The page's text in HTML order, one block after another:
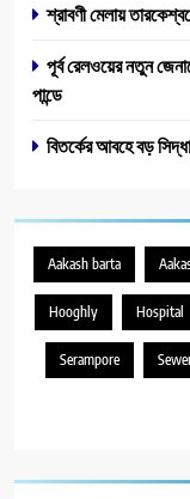
শ্রাবণী মেলায়
পূর্ব রেল‌ওয়ের নতুন
পান্ডে
বিতর্কের আবহে বড়
Aakash barta
Hooghly Hospital
Serampore